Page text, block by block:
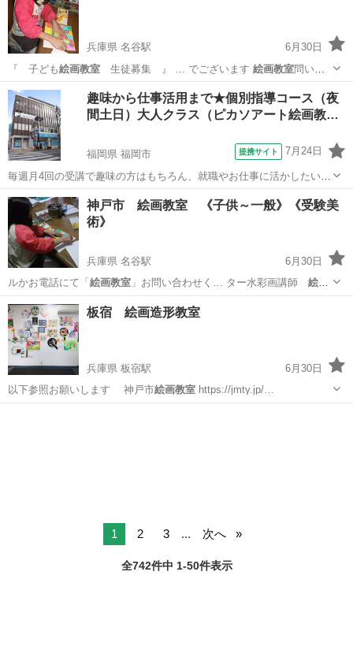
兵庫県 名谷駅
6月30日
『 子ども絵画教室生徒募集 』 … でございます 絵画教室問い合
わせと書い…
兵庫 神戸市 名谷駅 絵画 絵画教室
趣味から仕事活用まで★個別指導コース（夜
間土日）大人クラス（ピカソアート絵画教…
福岡県 福岡市 提携サイト 7月24日
毎週月4回の受講で趣味の方はもちろん、就職やお仕事に活かしたい方
などあなたの目的に合わせた個別カリキュラムを組んで指導します。
デッサンから水彩、油絵など使いたい画材やどういう仕事に活かした
いのかなど気軽に相談できカリキュラ...
福岡 福岡市 デッサン
神戸市 絵画教室 《子供～一般》《受験美
術》
兵庫県 名谷駅
6月30日
ルかお電話にて「 絵画教室」お問い合わせく… ター水彩画講師 絵画
教室アトリエ石井主催…
兵庫 神戸市 名谷駅 絵画 絵画教室
板宿 絵画造形教室
兵庫県 板宿駅
6月30日
以下参照お願いします 神戸市絵画教室https://jmty.jp/…
1 2 3 ... 次へ
全742件中 1-50件表示